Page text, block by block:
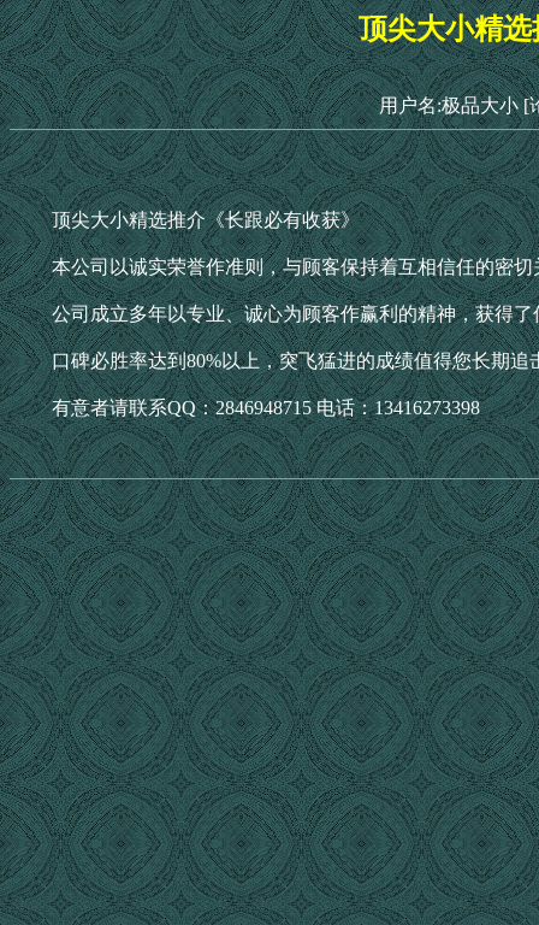
顶尖大小精
用户名:极品大小 [
顶尖大小精选推介《长跟必有收获》
本公司以诚实荣誉作准则，与顾客保持着互相信任的密切
公司成立多年以专业、诚心为顾客作赢利的精神，获得了
口碑必胜率达到80%以上，突飞猛进的成绩值得您长期追
有意者请联系QQ：2846948715 电话：13416273398